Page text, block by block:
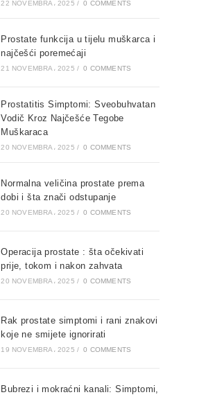
22 NOVEMBRA، 2025 / 0 COMMENTS
Prostate funkcija u tijelu muškarca i
najčešći poremećaji
21 NOVEMBRA، 2025 / 0 COMMENTS
Prostatitis Simptomi: Sveobuhvatan
Vodič Kroz Najčešće Tegobe
Muškaraca
20 NOVEMBRA، 2025 / 0 COMMENTS
Normalna veličina prostate prema
dobi i šta znači odstupanje
20 NOVEMBRA، 2025 / 0 COMMENTS
Operacija prostate : šta očekivati
prije, tokom i nakon zahvata
20 NOVEMBRA، 2025 / 0 COMMENTS
Rak prostate simptomi i rani znakovi
koje ne smijete ignorirati
19 NOVEMBRA، 2025 / 0 COMMENTS
Bubrezi i mokraćni kanali: Simptomi,